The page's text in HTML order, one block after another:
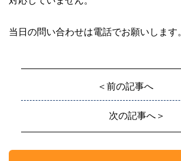
当日の問い合わせは電話でお願いします。
＜前の記事へ
次の記事へ＞